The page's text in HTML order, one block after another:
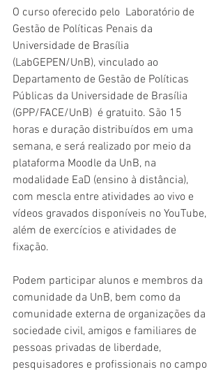
O curso oferecido pelo  Laboratório de
Gestão de Políticas Penais da
Universidade de Brasília
(LabGEPEN/UnB), vinculado ao
Departamento de Gestão de Políticas
Públicas da Universidade de Brasília
(GPP/FACE/UnB)  é gratuito. São 15
horas e duração distribuídos em uma
semana, e será realizado por meio da
plataforma Moodle da UnB, na
modalidade EaD (ensino à distância),
com mescla entre atividades ao vivo e
vídeos gravados disponíveis no YouTube,
além de exercícios e atividades de
fixação.
Podem participar alunos e membros da
comunidade da UnB, bem como da
comunidade externa de organizações da
sociedade civil, amigos e familiares de
pessoas privadas de liberdade,
pesquisadores e profissionais no campo